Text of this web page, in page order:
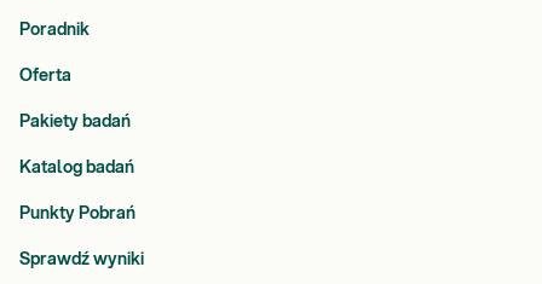
Poradnik
Oferta
Pakiety badań
Katalog badań
Punkty Pobrań
Sprawdź wyniki